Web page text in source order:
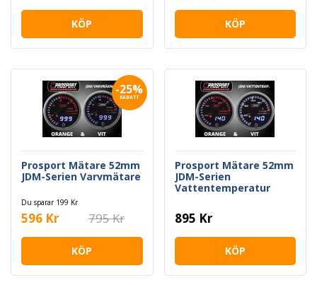
KÖP KÖP
-25%
RABATT
Prosport Mätare 52mm
JDM-Serien Varvmätare
Du sparar 199 Kr
596 Kr 795 Kr
KÖP
Prosport Mätare 52mm
JDM-Serien
Vattentemperatur
895 Kr
KÖP